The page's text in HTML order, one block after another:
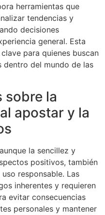
herramientas que
tendencias y
decisiones
general. Esta
para quienes buscan
dentro del mundo de las
sobre la
apostar y la
la sencillez y
positivos, también
responsable. Las
inherentes y requieren
evitar consecuencias
personales y mantener